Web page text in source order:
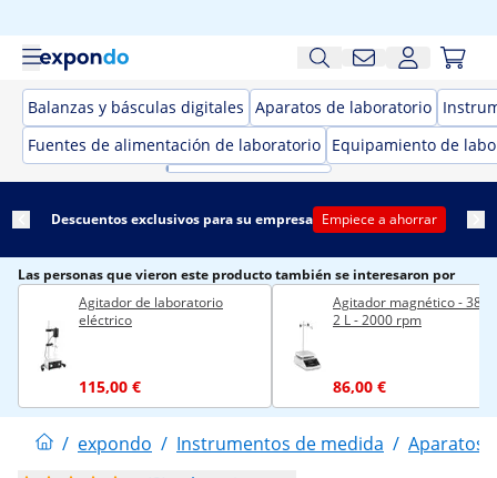
Balanzas y básculas digitales Aparatos de laboratorio
Fuentes de alimentación de laboratorio Equipamiento de
Descuentos exclusivos para su empresa Empiece a ahorrar
Las personas que vieron este producto también se interesaron por
Agitador de laboratorio
eléctrico
115,00 €
Agitador magnético - 380
2 L - 2000 rpm
86,00 €
/ expondo / Instrumentos de medida / Aparatos